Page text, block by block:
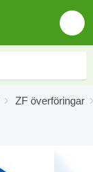
ZF överföringar